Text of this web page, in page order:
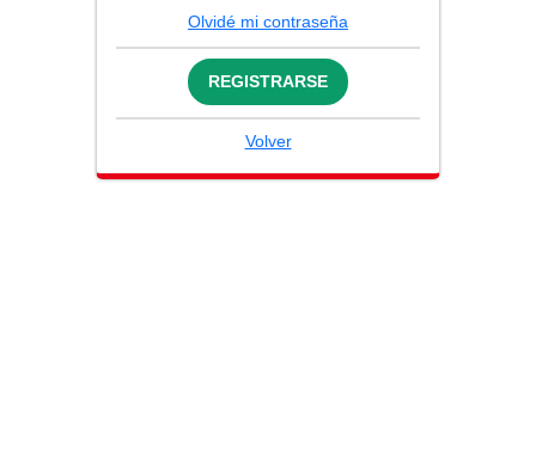
Olvidé mi contraseña
REGISTRARSE
Volver